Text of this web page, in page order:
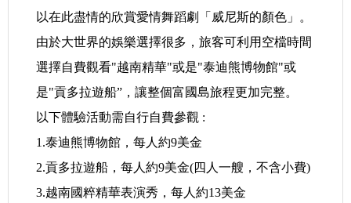
以在此盡情的欣賞愛情舞蹈劇「威尼斯的顏色」。
由於大世界的娛樂選擇很多，旅客可利用空檔時間
選擇自費觀看"越南精華"或是"泰迪熊博物館"或
是"貢多拉遊船”，讓整個富國島旅程更加完整。
以下體驗活動需自行自費參觀 :
1.泰迪熊博物館，每人約9美金
2.貢多拉遊船，每人約9美金(四人一艘，不含小費)
3.越南國粹精華表演秀，每人約13美金